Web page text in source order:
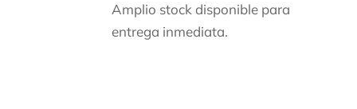
Amplio stock disponible para
entrega inmediata.